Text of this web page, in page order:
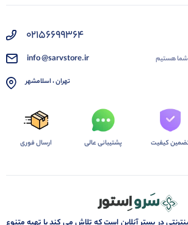
شما هستیم
02156699364
info @sarvstore.ir
تهران ، اسلامشهر
کیفیت پشتیبانی عالی ارسال فوری